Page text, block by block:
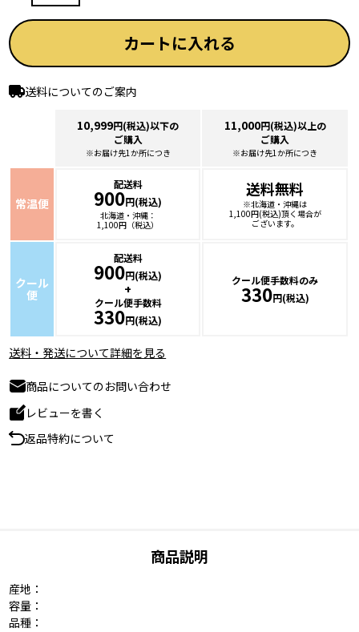
カートに入れる
送料についてのご案内
10,999円(税込)以下の
ご購入
※お届け先1か所につき
11,000円(税込)以上の
ご購入
※お届け先1か所につき
常温便
配送料
900円(税込)
北海道・沖縄：
1,100円（税込）
送料無料
※北海道・沖縄は
1,100円(税込)頂く場合が
ございます。
クール
便
配送料
900円(税込)
+
クール便手数料
330円(税込)
クール便手数料のみ
330円(税込)
送料・発送について詳細を見る
商品についてのお問い合わせ
レビューを書く
返品特約について
商品説明
産地：
容量：
品種：